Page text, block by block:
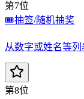
第7位
🎟️抽签/随机抽奖
从数字或姓名等
第8位